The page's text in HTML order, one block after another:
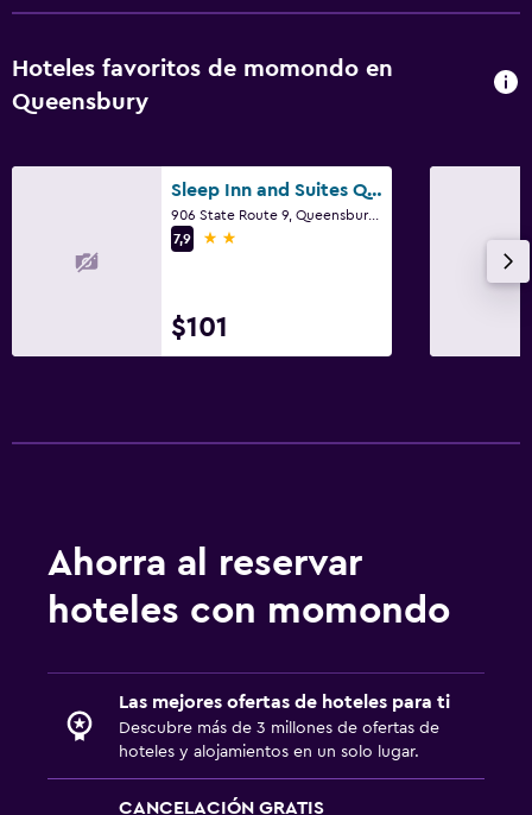
Hoteles favoritos de momondo en
Queensbury
Sleep Inn and Suites Queensbury - Lake George
906 State Route 9, Queensbury, NY
7,9
2 estrellas
$101
Ahorra al reservar
hoteles con momondo
Las mejores ofertas de hoteles para ti
Descubre más de 3 millones de ofertas de
hoteles y alojamientos en un solo lugar.
CANCELACIÓN GRATIS